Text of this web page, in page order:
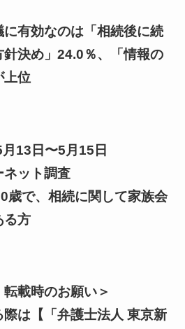
に有効なのは「相続後に続
針決め」24.0％、「情報の
上位
13日〜5月15日
ネット調査
歳で、相続に関して家族会
る方
載時のお願い＞
は【「弁護士法人 東京新